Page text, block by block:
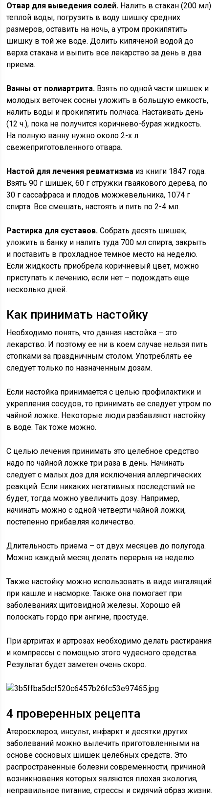
Отвар для выведения солей. Налить в стакан (200 мл)
теплой воды, погрузить в воду шишку средних
размеров, оставить на ночь, а утром прокипятить
шишку в той же воде. Долить кипяченой водой до
верха стакана и выпить все лекарство за день в два
приема.
Ванны от полиартрита. Взять по одной части шишек и
молодых веточек сосны уложить в большую емкость,
налить воды и прокипятить полчаса. Настаивать день
(12 ч.), пока не получится коричнево-бурая жидкость.
На полную ванну нужно около 2-х л
свежеприготовленного отвара.
Настой для лечения ревматизма из книги 1847 года.
Взять 90 г шишек, 60 г стружки гваякового дерева, по
30 г сассафраса и плодов можжевельника, 1074 г
спирта. Все смешать, настоять и пить по 2-4 мл.
Растирка для суставов. Собрать десять шишек,
уложить в банку и налить туда 700 мл спирта, закрыть
и поставить в прохладное темное место на неделю.
Если жидкость приобрела коричневый цвет, можно
приступать к лечению, если нет – подождать еще
несколько дней.
Как принимать настойку
Необходимо понять, что данная настойка – это
лекарство. И поэтому ее ни в коем случае нельзя пить
стопками за праздничным столом. Употреблять ее
следует только по назначенным дозам.
Если настойка принимается с целью профилактики и
укрепления сосудов, то принимать ее следует утром по
чайной ложке. Некоторые люди разбавляют настойку
в воде. Так тоже можно.
С целью лечения принимать это целебное средство
надо по чайной ложке три раза в день. Начинать
следует с малых доз для исключения аллергических
реакций. Если никаких негативных последствий не
будет, тогда можно увеличить дозу. Например,
начинать можно с одной четверти чайной ложки,
постепенно прибавляя количество.
Длительность приема – от двух месяцев до полугода.
Можно каждый месяц делать перерыв на неделю.
Также настойку можно использовать в виде ингаляций
при кашле и насморке. Также она помогает при
заболеваниях щитовидной железы. Хорошо ей
полоскать гордо при ангине, простуде.
При артритах и артрозах необходимо делать растирания
и компрессы с помощью этого чудесного средства.
Результат будет заметен очень скоро.
4 проверенных рецепта
Атеросклероз, инсульт, инфаркт и десятки других
заболеваний можно вылечить приготовленными на
основе сосновых шишек целебных средств. Это
распространённые болезни современности, причиной
возникновения которых являются плохая экология,
неправильное питание, стрессы и сидячий образ жизни.